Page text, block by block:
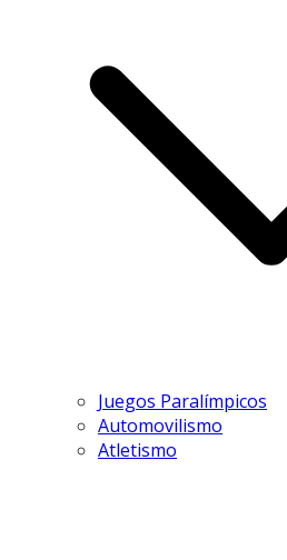
Juegos Paralímpicos
Automovilismo
Atletismo